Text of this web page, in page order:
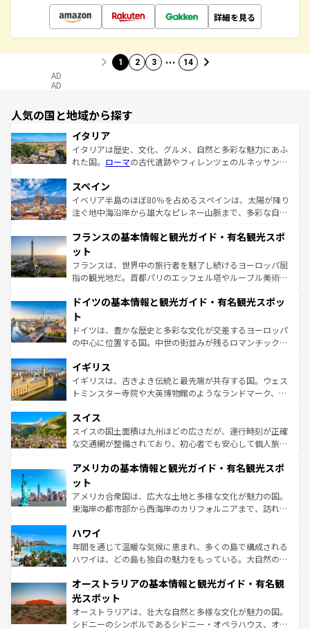
詳細を見る
1 2 3 … 14
AD
AD
人気の国と地域から探す
イタリア
イタリアは歴史、文化、グルメ、自然と多彩な魅力にあふ
れた国。 ローマの古代遺跡やフィレンツェのルネッサンス
ろん、トスカーナの美しい田園風景やアマルフィ海岸の絶
景など、自然景観も見逃せない。観光の合間には、本場の
ピザやパスタなど、絶品のイタリア料理を堪能することも
ませてくれるイタリアで、忘れられない旅をしてみよう！
なお、新着のイタリア情報は
しい。
スペイン
イベリア半島のほぼ80％を占めるスペインは、太陽が降り
注ぐ地中海沿岸から雄大なピレネー山脈まで、多彩な自然
文化が根付くこの国では、情熱的なフラメンコ、熱気あふ
れる闘牛、そして美味しいタパスが生活の一部となってい
る。首都マドリードの洗練された雰囲気や、バルセロナの
アートに溢れた街角から、地方では古代ローマ遺跡や中世
せる。地方によって風土や気候が異なるスペインはその個
ンテンツ一覧 を参照してほしい。
フランスの基本情報と観光ガイド・有名観光スポ
ット
フランスは、世界中の旅行者を魅了し続けるヨーロッパ屈
指の観光地だ。首都パリのエッフェル塔やルーブル美術館
で、幅広い魅力が詰まっている。華麗な宮殿、歴史的な大
聖堂、美しいビーチ、そして豊かな自然が、訪れる者を心
から魅了する。また、フランスは美食の国としても知ら
れ、フランス料理はユネスコ無形文化遺産にも登録されて
香り高いラベンダー畑など、多彩な楽しみ方が可能だ。さ
らに、パリ以外の地域にも魅力が溢れており、どの街角に
も豊かな歴史と文化が息づいている。パリ以外の個性あふ
を参照してほしい。
ドイツの基本情報と観光ガイド・有名観光スポッ
ト
ドイツは、豊かな歴史と多彩な文化が交差するヨーロッパ
の中心に位置する国。中世の街並みが残るロマンチック街
顔を持つこの国は、どこを歩いても飽きることがない。ベ
ルリンの文化的活気、バイエルン州のアルプスの絶景、そ
してライン川沿いのワイン畑といった風景は必見。ビール
は、お酒好きな人にはぜひ体験してほしい。 なお、新着の
ドイツ情報はコンテンツ一覧を参照してほしい。
イギリス
イギリスは、古きよき伝統と最先端が共存する国。ウェス
トミンスター寺院や大英博物館のようなランドマーク、歴
リアごとに異なる魅力がある。また、優雅なアフタヌーン
ティー、ビール好きにはたまらない英国パブ、サッカー観
戦など、本場だからこそできる体験も豊富。イギリスを旅
ンツ一覧を参照してほしい。
スイス
スイスの国土面積は九州ほどの広さだが、運行時刻が正確
な交通網が整備されており、初心者でも安心して個人旅行
の建物がそのまま残る町や、スイスならではのユニークな
博物館もあり、アルプス観光だけでなく町歩きも満喫する
ことができる。国民の所得が高いため物価も高いが、旅行
者向けの交通パス提供のサービスもあり、うまく活用すれ
着のスイス情報は
アメリカの基本情報と観光ガイド・有名観光スポ
ット
アメリカ合衆国は、広大な土地と多様な文化が魅力の国。
東海岸の都市部から西海岸のカリフォルニアまで、訪れる
のような巨大都市は、観光、ショッピング、エンターテイ
ンメントが詰まった刺激的なスポットだ。一方、アメリカ
西部には大自然が広がり、グランドキャニオンやイエロー
部のニューオーリンズでは、音楽と美食が融合した独特の
文化が魅力。旅行者はアメリカの各地域で異なる魅力を楽
しみながら、その多様性と豊かな歴史を感じることができ
るだろう。車でのロードトリップや列車の旅も、アメリカ
ハワイ
年間を通じて温暖な気候に恵まれ、多くの島で構成される
ハワイは、どの島も独自の魅力をもっている。大自然の神
ワイ島は見逃せない。また、定番の観光地といえばオアフ
島だが、静かな自然を求めるならマウイ島やカウアイ島が
おすすめ。エメラルドグリーンに輝く海をはじめ、豊かな
文化や歴史が息づいている。「アロハスピリット」と呼ば
オーストラリアの基本情報と観光ガイド・有名観
光スポット
オーストラリアは、壮大な自然と多様な文化が魅力の国。
シドニーのシンボルであるシドニー・オペラハウス、オー